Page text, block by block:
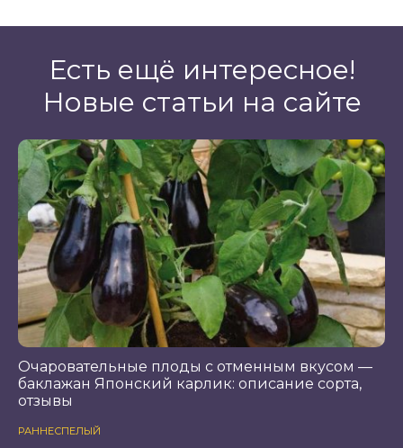
Есть ещё интересное!
Новые статьи на сайте
Очаровательные плоды с отменным вкусом —
баклажан Японский карлик: описание сорта,
отзывы
РАННЕСПЕЛЫЙ